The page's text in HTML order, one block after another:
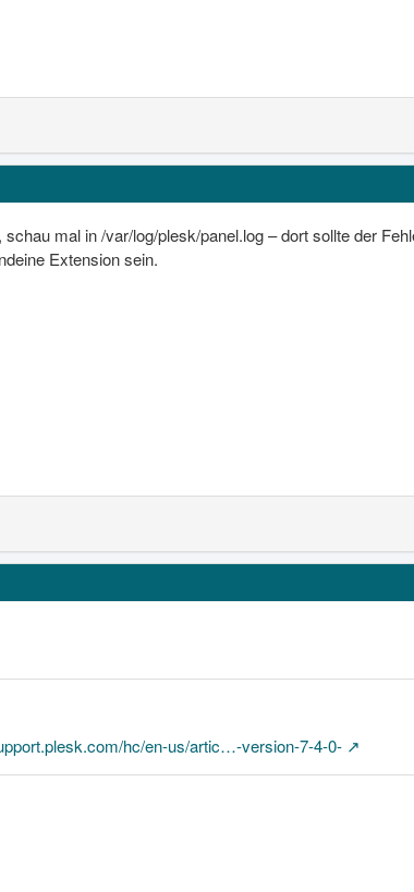
mal in /var/log/plesk/panel.log – dort sollte der
Extension sein.
hc/en-us/artic…-version-7-4-0-